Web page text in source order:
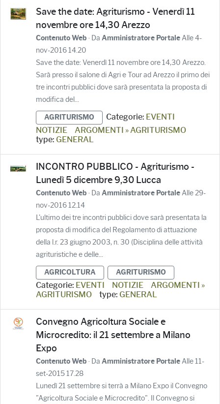
Save the date: Agriturismo - Venerdì 11
novembre ore 14,30 Arezzo
Contenuto Web · Da Amministratore PortaleAlle 4-
nov-2016 14.20
Save the date: Venerdì 11 novembre ore 14,30 Arezzo.
Sarà presso il salone di Agri e Tour ad Arezzo il primo dei
tre incontri pubblici dove sarà presentata la proposta di
modifica del...
AGRITURISMO Categorie: EVENTI
NOTIZIE
ARGOMENTI » AGRITURISMO
type: GENERAL
INCONTRO PUBBLICO - Agriturismo -
Lunedì 5 dicembre 9,30 Lucca
Contenuto Web · Da Amministratore PortaleAlle 29-
nov-2016 12.14
L'ultimo dei tre incontri pubblici dove sarà presentata la
proposta di modifica del Regolamento di attuazione
della l.r. 23 giugno 2003, n. 30 (Disciplina delle attività
agrituristiche e delle...
AGRICOLTURA AGRITURISMO
Categorie: EVENTI NOTIZIE
ARGOMENTI »
AGRITURISMO
type: GENERAL
Convegno Agricoltura Sociale e
Microcredito: il 21 settembre a Milano
Expo
Contenuto Web · Da Amministratore PortaleAlle 11-
set-2015 17.28
Lunedì 21 settembre si terrà a Milano Expo il Convegno
"Agricoltura Sociale e Microcredito". Il Convegno si